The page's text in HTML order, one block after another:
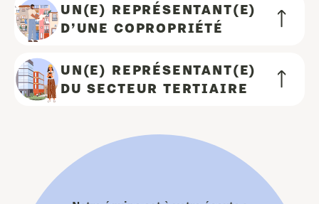
UN(E) REPRÉSENTANT(E)
D’UNE COPROPRIÉTÉ
UN(E) REPRÉSENTANT(E)
DU SECTEUR TERTIAIRE